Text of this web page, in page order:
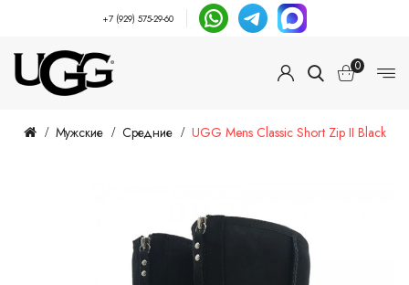
+7 (929) 575-29-60
0
Мужские Средние UGG Mens Classic Short Zip II Black